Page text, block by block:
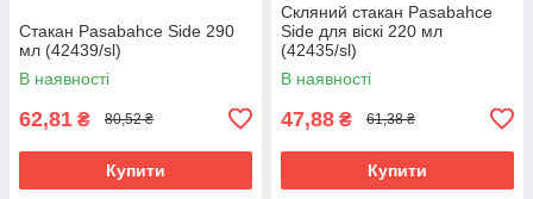
Стакан Pasabahce Side 290
мл (42439/sl)
В наявності
62,81 ₴ 80,52 ₴
Купити
Скляний стакан Pasabahce
Side для віскі 220 мл
(42435/sl)
В наявності
47,88 ₴ 61,38 ₴
Купити